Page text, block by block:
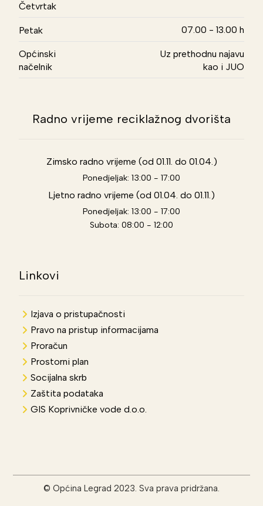
Četvrtak
Petak 07.00 - 13.00 h
Općinski
načelnik
Uz prethodnu najavu
kao i JUO
Radno vrijeme reciklažnog dvorišta
Zimsko radno vrijeme (od 01.11. do 01.04.)
Ponedjeljak: 13:00 - 17:00
Ljetno radno vrijeme (od 01.04. do 01.11.)
Ponedjeljak: 13:00 - 17:00
Subota: 08:00 - 12:00
Linkovi
Izjava o pristupačnosti
Pravo na pristup informacijama
Proračun
Prostorni plan
Socijalna skrb
Zaštita podataka
GIS Koprivničke vode d.o.o.
© Općina Legrad 2023. Sva prava pridržana.